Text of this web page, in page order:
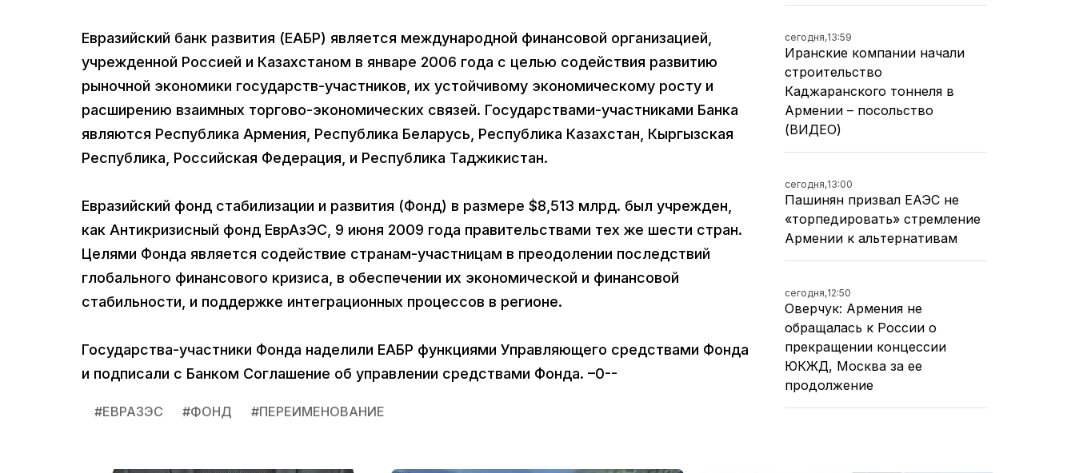
Евразийский банк развития (ЕАБР) является международной финансовой организацией,
учрежденной Россией и Казахстаном в январе 2006 года с целью содействия развитию
рыночной экономики государств-участников, их устойчивому экономическому росту и
расширению взаимных торгово-экономических связей. Государствами-участниками Банка
являются Республика Армения, Республика Беларусь, Республика Казахстан, Кыргызская
Республика, Российская Федерация, и Республика Таджикистан.
Евразийский фонд стабилизации и развития (Фонд) в размере $8,513 млрд. был учрежден,
как Антикризисный фонд ЕврАзЭС, 9 июня 2009 года правительствами тех же шести стран.
Целями Фонда является содействие странам-участницам в преодолении последствий
глобального финансового кризиса, в обеспечении их экономической и финансовой
стабильности, и поддержке интеграционных процессов в регионе.
Государства-участники Фонда наделили ЕАБР функциями Управляющего средствами Фонда
и подписали с Банком Соглашение об управлении средствами Фонда. –0--
#ЕВРАЗЭС #ФОНД #ПЕРЕИМЕНОВАНИЕ
сегодня,13:59
Иранские компании начали
строительство
Каджаранского тоннеля в
Армении – посольство
(ВИДЕО)
сегодня,13:00
Пашинян призвал ЕАЭС не
«торпедировать» стремление
Армении к альтернативам
сегодня,12:50
Оверчук: Армения не
обращалась к России о
прекращении концессии
ЮКЖД, Москва за ее
продолжение